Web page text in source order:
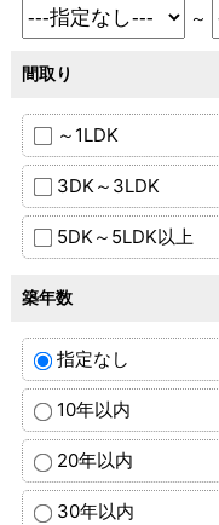
～
間取り
～1LDK
3DK～3LDK
5DK～5LDK以上
築年数
指定なし
10年以内
20年以内
30年以内